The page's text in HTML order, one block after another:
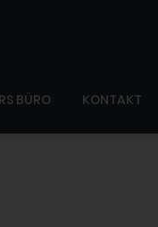
BÜRO KONTAKT